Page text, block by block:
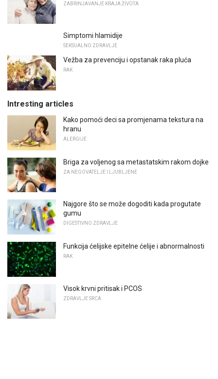
ZABRINJAVANJE KRAJA ŽIVOTA
Simptomi hlamidije
SEKSUALNO ZDRAVLJE
Vežba za prevenciju i opstanak raka pluća
RAK
Intresting articles
Kako pomoći deci sa promjenama tekstura na
hranu
ALERGIJE
Briga za voljenog sa metastatskim rakom dojke
ZA NEGOVATELJE I LJUBLJENE
Najgore što se može dogoditi kada progutate
gumu
DIGESTIVNO ZDRAVLJE
Funkcija ćelijske epitelne ćelije i abnormalnosti
RAK
Visok krvni pritisak i PCOS
ZDRAVLJE SRCA